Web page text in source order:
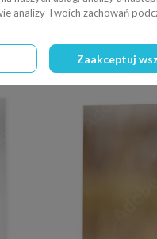
Fototapeta na
analizy Twoich zachowań
Zaakceptuj